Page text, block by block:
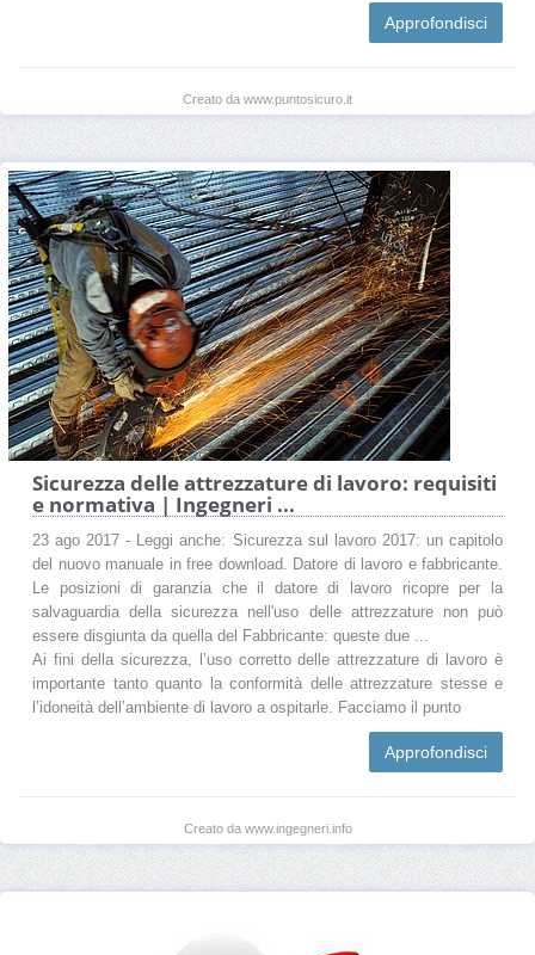
Approfondisci
Creato da www.puntosicuro.it
Sicurezza delle attrezzature di lavoro: requisiti
e normativa | Ingegneri ...
23 ago 2017 - Leggi anche: Sicurezza sul lavoro 2017: un capitolo
del nuovo manuale in free download. Datore di lavoro e fabbricante.
Le posizioni di garanzia che il datore di lavoro ricopre per la
salvaguardia della sicurezza nell'uso delle attrezzature non può
essere disgiunta da quella del Fabbricante: queste due ...
Ai fini della sicurezza, l’uso corretto delle attrezzature di lavoro è
importante tanto quanto la conformità delle attrezzature stesse e
l’idoneità dell’ambiente di lavoro a ospitarle. Facciamo il punto
Approfondisci
Creato da www.ingegneri.info